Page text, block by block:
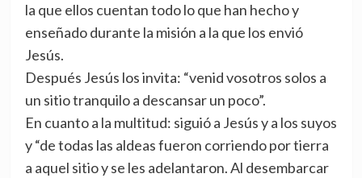
la que ellos cuentan todo lo que han hecho y
enseñado durante la misión a la que los envió
Jesús.
Después Jesús los invita: “venid vosotros solos a
un sitio tranquilo a descansar un poco”.
En cuanto a la multitud: siguió a Jesús y a los suyos
y “de todas las aldeas fueron corriendo por tierra
a aquel sitio y se les adelantaron. Al desembarcar